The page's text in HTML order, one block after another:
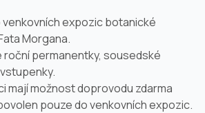
venkovních expozic botanické
Morgana.
roční permanentky, sousedské
mají možnost doprovodu zdarma
pouze do venkovních expozic.